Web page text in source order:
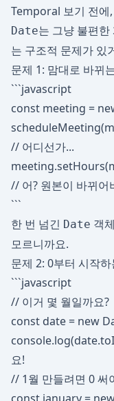
Temporal 보기 전에
Date는 그냥 불편한
는 구조적 문제가 있
문제 1: 맘대로 바뀌
```javascript
const meeting =
// 어디선가...
// 어? 원본이 바뀌어
```
한 번 넘긴 Date 객
모르니까요.
문제 2: 0부터 시작
```javascript
// 이거 몇 월일까요?
const date = new
요!
// 1월 만들려면 0 써